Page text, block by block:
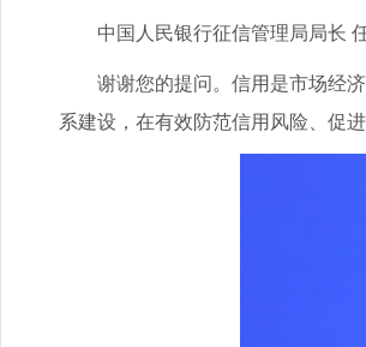
中国人民银行征信管理局局长 任
谢谢您的提问。信用是市场经济
系建设，在有效防范信用风险、促